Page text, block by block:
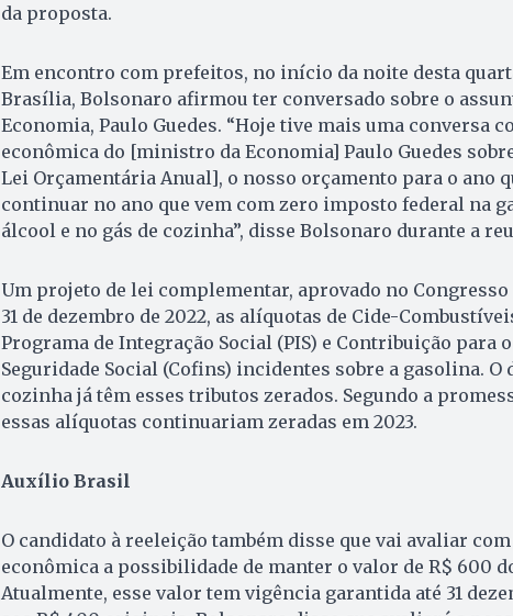
da proposta.
Em encontro com prefeitos, no início da noite desta
Brasília, Bolsonaro afirmou ter conversado sobre o
Economia, Paulo Guedes. “Hoje tive mais uma conversa
econômica do [ministro da Economia] Paulo Guedes
Lei Orçamentária Anual], o nosso orçamento para o ano
continuar no ano que vem com zero imposto federal na
álcool e no gás de cozinha”, disse Bolsonaro durante a
Um projeto de lei complementar, aprovado no Congresso
31 de dezembro de 2022, as alíquotas de Cide-
Programa de Integração Social (PIS) e Contribuição para
Seguridade Social (Cofins) incidentes sobre a gasolina. O
cozinha já têm esses tributos zerados. Segundo a
essas alíquotas continuariam zeradas em 2023.
Auxílio Brasil
O candidato à reeleição também disse que vai avaliar
econômica a possibilidade de manter o valor de R$ 600
Atualmente, esse valor tem vigência garantida até 31